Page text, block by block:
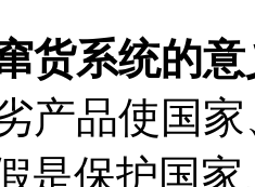
货系统的
品使国家
是保护国